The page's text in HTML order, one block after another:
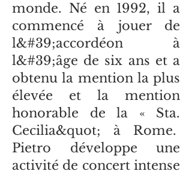
monde. Né en 1992, il a
commencé à jouer de
l&#39;accordéon à
l&#39;âge de six ans et a
obtenu la mention la plus
élevée et la mention
honorable de la « Sta.
Cecilia&quot; à Rome.
Pietro développe une
activité de concert intense